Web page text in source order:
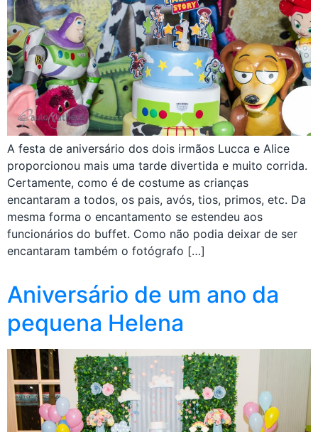
A festa de aniversário dos dois irmãos Lucca e Alice
proporcionou mais uma tarde divertida e muito corrida.
Certamente, como é de costume as crianças
encantaram a todos, os pais, avós, tios, primos, etc. Da
mesma forma o encantamento se estendeu aos
funcionários do buffet. Como não podia deixar de ser
encantaram também o fotógrafo […]
Aniversário de um ano da
pequena Helena